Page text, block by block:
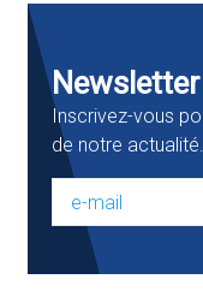
Newsletter
Inscrivez-vous
de notre actualité.